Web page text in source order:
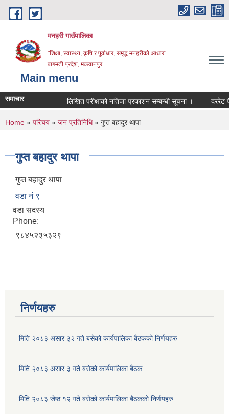
Skip to main content
मनहरी गाउँपालिका
"शिक्षा, स्वास्थ्य, कृषि र पूर्वाधार; समृद्ध मनहरीको आधार"
बागमती प्रदेश, मकवानपुर
Main menu
समाचार लिखित परीक्षाको नतिजा प्रकाशन सम्बन्धी सूचना । दररेट पेश
You are here
Home » परिचय » जन प्रतिनिधि» गुप्त बहादुर थापा
गुप्त बहादुर थापा
गुप्त बहादुर थापा
वडा नं ९
वडा सदस्य
Phone:
९८४५२३५३२९
निर्णयहरु
मिति २०८३ असार ३२ गते बसेको कार्यपालिका बैठकको निर्णयहरु
मिति २०८३ असार ३ गते बसेको कार्यपालिका बैठक
मिति २०८३ जेष्ठ १२ गते बसेको कार्यपालिका बैठकको निर्णयहरु